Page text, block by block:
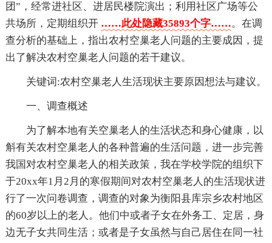
团”，经常进社区、进居民楼院演出；利用社区广场等公
共场所，定期组织开 ……此处隐藏35893个字……。在调
查分析的基础上，指出农村空巢老人问题的主要成因，提
出了解决农村空巢老人问题的若干建议。
关键词:农村空巢老人生活现状主要原因想法与建议。
一、调查概述
为了解本地有关空巢老人的生活状态和身心健康，以
斛有关农村空巢老人的各种普遍的生活问题，进一步完善
我国对农村空巢老人的相关政策，我在学校学院的组织下
于20xx年1月2月的寒假期间对农村空巢老人的生活现状进
行了一次问卷调查，调查的对象为衡阳县库宗乡农村地区
的60岁以上的老人。他们中或者子女在外务工、定居，身
边无子女共同生活；或者是子女虽然与自己居住在同一社